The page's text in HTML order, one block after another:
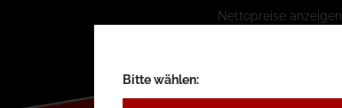
Nettopreise anzeigen
Bitte wählen: